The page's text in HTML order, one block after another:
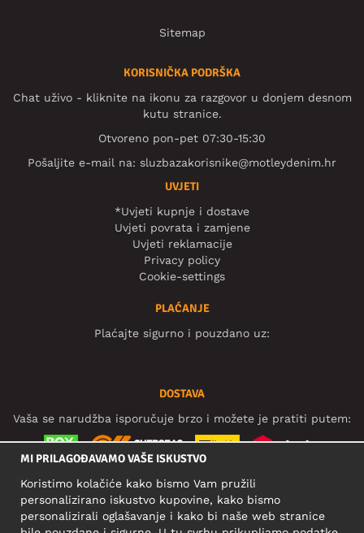
Sitemap
KORISNIČKA PODRŠKA
Chat uživo - kliknite na ikonu za razgovor u donjem desnom
kutu stranice.
Otvoreno pon-pet 07:30-15:30
Pošaljite e-mail na: sluzbazakorisnike@motleydenim.hr
UVJETI
*Uvjeti kupnje i dostave
Uvjeti povrata i zamjene
Uvjeti reklamacije
Privacy policy
Cookie-settings
PLAĆANJE
Plaćajte sigurno i pouzdano uz:
DOSTAVA
Vaša se narudžba isporučuje brzo i možete je pratiti putem:
DRUŠTVENE MREŽE
MI PRILAGOĐAVAMO VAŠE ISKUSTVO
Koristimo kolačiće kako bismo Vam pružili
personalizirano iskustvo kupovine, kako bismo
personalizirali oglašavanje i kako bi naše web stranice